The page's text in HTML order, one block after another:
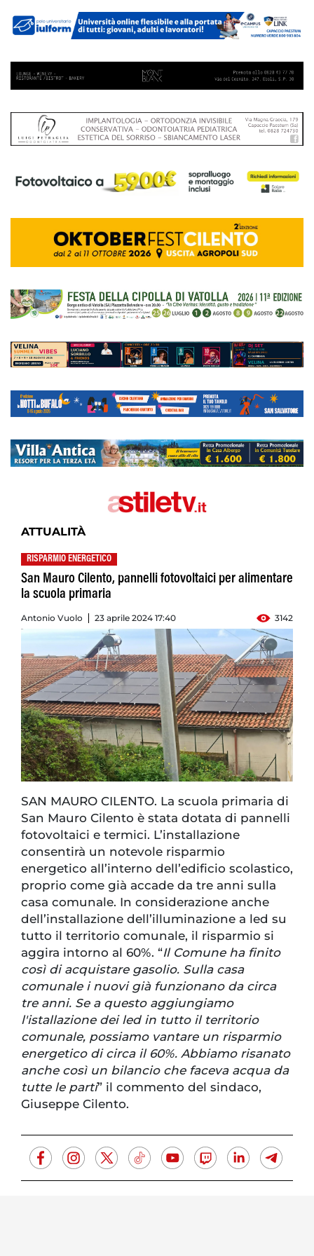
ATTUALITÀ
RISPARMIO ENERGETICO
San Mauro Cilento, pannelli fotovoltaici per alimentare
la scuola primaria
Antonio Vuolo 23 aprile 2024 17:40 3142
SAN MAURO CILENTO. La scuola primaria di
San Mauro Cilento è stata dotata di pannelli
fotovoltaici e termici. L’installazione
consentirà un notevole risparmio
energetico all’interno dell’edificio scolastico,
proprio come già accade da tre anni sulla
casa comunale. In considerazione anche
dell’installazione dell’illuminazione a led su
tutto il territorio comunale, il risparmio si
aggira intorno al 60%. “Il Comune ha finito
così di acquistare gasolio. Sulla casa
comunale i nuovi già funzionano da circa
tre anni. Se a questo aggiungiamo
l'istallazione dei led in tutto il territorio
comunale, possiamo vantare un risparmio
energetico di circa il 60%. Abbiamo risanato
anche così un bilancio che faceva acqua da
tutte le parti” il commento del sindaco,
Giuseppe Cilento.